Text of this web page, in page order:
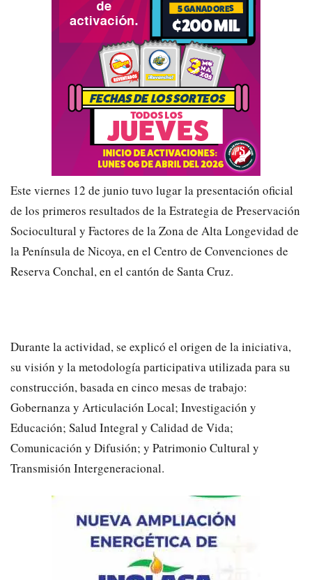
Este viernes 12 de junio tuvo lugar la presentación oficial
de los primeros resultados de la Estrategia de Preservación
Sociocultural y Factores de la Zona de Alta Longevidad de
la Península de Nicoya, en el Centro de Convenciones de
Reserva Conchal, en el cantón de Santa Cruz.
Durante la actividad, se explicó el origen de la iniciativa,
su visión y la metodología participativa utilizada para su
construcción, basada en cinco mesas de trabajo:
Gobernanza y Articulación Local; Investigación y
Educación; Salud Integral y Calidad de Vida;
Comunicación y Difusión; y Patrimonio Cultural y
Transmisión Intergeneracional.